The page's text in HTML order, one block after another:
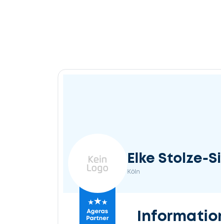
Elke Stolze-
Köln